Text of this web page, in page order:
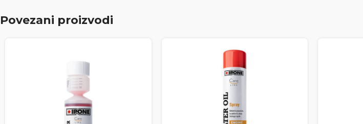
Povezani proizvodi